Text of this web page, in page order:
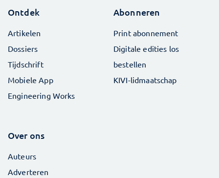
Ontdek
Artikelen
Dossiers
Tijdschrift
Mobiele App
Engineering Works
Abonneren
Print abonnement
Digitale edities los
bestellen
KIVI-lidmaatschap
Over ons
Auteurs
Adverteren